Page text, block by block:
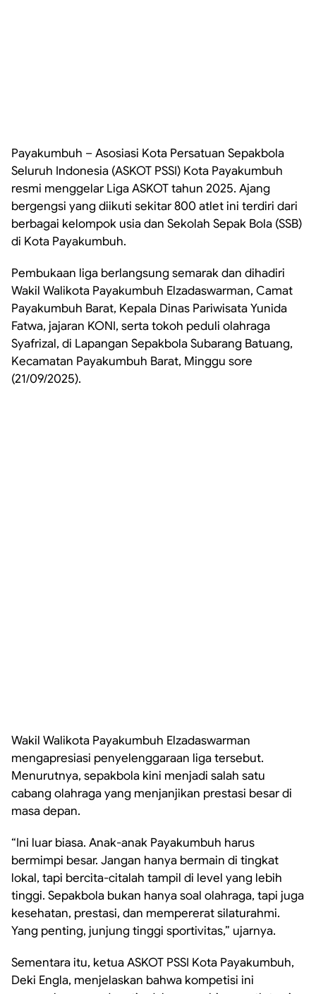
Payakumbuh – Asosiasi Kota Persatuan Sepakbola
Seluruh Indonesia (ASKOT PSSI) Kota Payakumbuh
resmi menggelar Liga ASKOT tahun 2025. Ajang
bergengsi yang diikuti sekitar 800 atlet ini terdiri dari
berbagai kelompok usia dan Sekolah Sepak Bola (SSB)
di Kota Payakumbuh.
Pembukaan liga berlangsung semarak dan dihadiri
Wakil Walikota Payakumbuh Elzadaswarman, Camat
Payakumbuh Barat, Kepala Dinas Pariwisata Yunida
Fatwa, jajaran KONI, serta tokoh peduli olahraga
Syafrizal, di Lapangan Sepakbola Subarang Batuang,
Kecamatan Payakumbuh Barat, Minggu sore
(21/09/2025).
Wakil Walikota Payakumbuh Elzadaswarman
mengapresiasi penyelenggaraan liga tersebut.
Menurutnya, sepakbola kini menjadi salah satu
cabang olahraga yang menjanjikan prestasi besar di
masa depan.
“Ini luar biasa. Anak-anak Payakumbuh harus
bermimpi besar. Jangan hanya bermain di tingkat
lokal, tapi bercita-citalah tampil di level yang lebih
tinggi. Sepakbola bukan hanya soal olahraga, tapi juga
kesehatan, prestasi, dan mempererat silaturahmi.
Yang penting, junjung tinggi sportivitas,” ujarnya.
Sementara itu, ketua ASKOT PSSI Kota Payakumbuh,
Deki Engla, menjelaskan bahwa kompetisi ini